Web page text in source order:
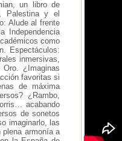
un libro de
Palestina y el
Alude al frente
Independencia
como
Espectáculos:
inmersivas,
¿Imaginas
favoritas si
de máxima
¿Rambo,
acabando
de sonetos
imaginarlo, las
plena armonía a